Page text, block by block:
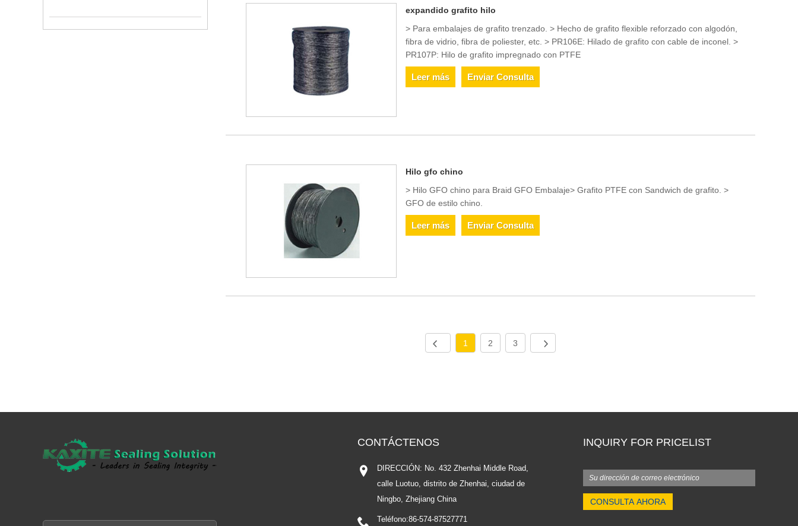
expandido grafito hilo
> Para embalajes de grafito trenzado. > Hecho de grafito flexible reforzado con algodón,
fibra de vidrio, fibra de poliester, etc. > PR106E: Hilado de grafito con cable de inconel. >
PR107P: Hilo de grafito impregnado con PTFE
Leer más Enviar Consulta
Hilo gfo chino
> Hilo GFO chino para Braid GFO Embalaje> Grafito PTFE con Sandwich de grafito. >
GFO de estilo chino.
Leer más Enviar Consulta
1 2 3
INQUIRY FOR PRICELIST
CONTÁCTENOS
DIRECCIÓN: No. 432 Zhenhai Middle Road,
calle Luotuo, distrito de Zhenhai, ciudad de
Ningbo, Zhejiang China
Teléfono:86-574-87527771